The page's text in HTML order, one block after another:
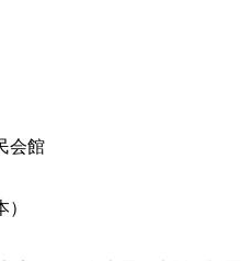
会館